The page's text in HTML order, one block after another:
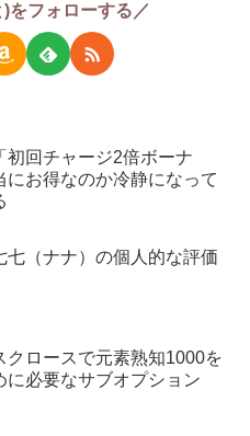
をフォローする／
初回チャージ2倍ボーナ
にお得なのか冷静になって
七（ナナ）の個人的な評価
クロースで元素熟知1000を
に必要なサブオプション